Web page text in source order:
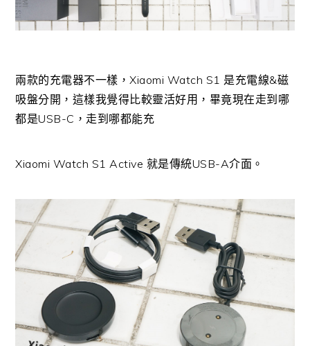
兩款的充電器不一樣，Xiaomi Watch S1 是充電線&磁
吸盤分開，這樣我覺得比較靈活好用，畢竟現在走到哪
都是USB-C，走到哪都能充
Xiaomi Watch S1 Active 就是傳統USB-A介面。